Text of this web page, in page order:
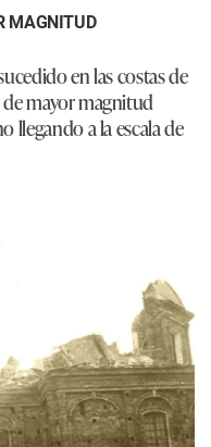
MAGNITUD
en las costas de
de mayor magnitud
llegando a la escala de